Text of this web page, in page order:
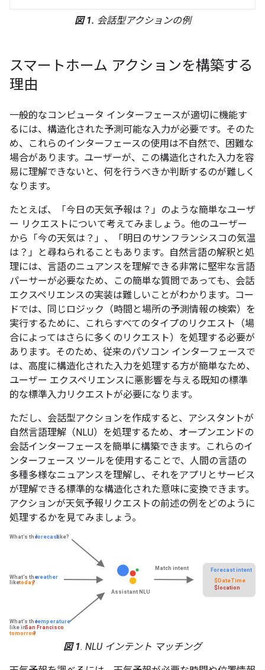
図 1. 会話型アクションの例
スマートホーム アクションを構築する
理由
一般的なコンピュータ インターフェースが適切に機能す
るには、構造化された予測可能な入力が必要です。そのた
め、これらのインターフェースの使用は不自然で、困難な
場合があります。ユーザーが、この構造化された入力を容
易に理解できないと、何を行うべきか判断するのが難しく
なります。
たとえば、「今日の天気予報は？」 のような簡単なユーザ
ー リクエストについて考えてみましょう。他のユーザー
から「今の天気は？」 、「明日のサンフランシスコの気温
は？」
と尋ねられることもあります。自然言語の解釈と処
理には、言語のニュアンスを理解できる非常に堅牢な言語
パーサーが必要なため、この簡単な質問であっても、会話
エクスペリエンスの実装は難しいことがわかります。コー
ドでは、同じロジック（時間と場所の予測情報の検索）を
実行するために、これらすべてのタイプのリクエスト（場
合によってはさらに多くのリクエスト）を処理する必要が
あります。そのため、従来のパソコン インターフェースで
は、高度に構造化された入力を処理する方が簡単なため、
ユーザー エクスペリエンスに悪影響を与える既知の標準
的な標準入力リクエストが必要になります。
ただし、会話型アクションを作成すると、アシスタントが
自然言語理解（NLU）を処理するため、オープンエンドの
会話インターフェースを簡単に構築できます。これらのイ
ンターフェース ツールを使用することで、人間の言語の
多種多様なニュアンスを理解し、それをアプリとサービス
が理解できる標準的な構造化された意味に変換できます。
アクションが天気予報リクエストの前述の例をどのように
処理するかを見てみましょう。
図 1. NLU インテント マッチング